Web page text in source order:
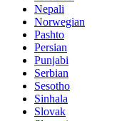
Nepali
Norwegian
Pashto
Persian
Punjabi
Serbian
Sesotho
Sinhala
Slovak